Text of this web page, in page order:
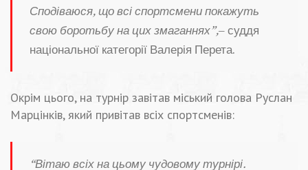
Сподіваюся, що всі спортсмени покажуть
свою боротьбу на цих змаганнях”,– суддя
національної категорії Валерія Перета.
Окрім цього, на турнір завітав міський голова Руслан
Марцінків, який привітав всіх спортсменів:
“Вітаю всіх на цьому чудовому турнірі.